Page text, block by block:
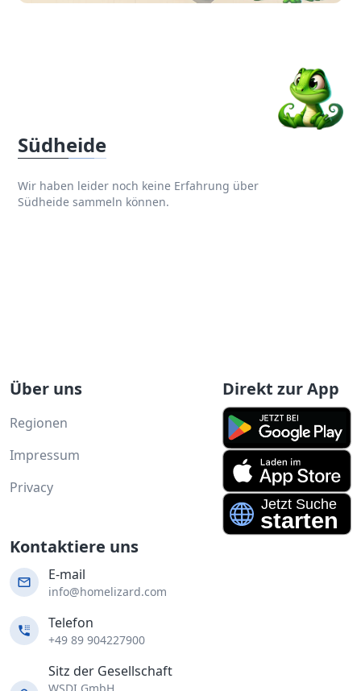
Südheide
Wir haben leider noch keine Erfahrung über
Südheide sammeln können.
Über uns
Regionen
Impressum
Privacy
Direkt zur App
Kontaktiere uns
E-mail
info@homelizard.com
Telefon
+49 89 904227900
Sitz der Gesellschaft